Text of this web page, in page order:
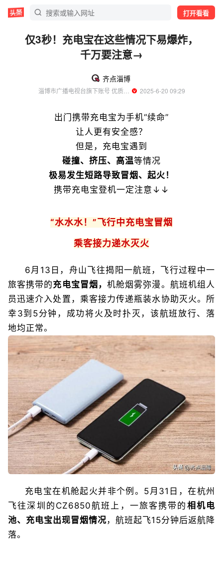
打开看看
仅3秒！充电宝在这些情况下易爆炸，
千万要注意→
齐点淄博
淄博市广播电视台旗下账号 优质传媒领域创作者
  2025-6-20 09:29
出门携带充电宝为手机“续命”
让人更有安全感？
但是，充电宝遇到
碰撞、挤压、高温等情况
极易发生短路导致冒烟、起火！
携带充电宝登机一定注意↓↓
“水水水！”飞行中充电宝冒烟
乘客接力递水灭火
6月13日，舟山飞往揭阳一航班，飞行过程中一
旅客携带的充电宝冒烟，机舱烟雾弥漫。航班机组人
员迅速介入处置，乘客接力传递瓶装水协助灭火。所
幸3到5分钟，成功将火及时扑灭，该航班放行、落
地均正常。
充电宝在机舱起火并非个例。5月31日，在杭州
飞往深圳的CZ6850航班上，一旅客携带的 相机电
池、充电宝出现冒烟情况，航班起飞15分钟后返航降
落。